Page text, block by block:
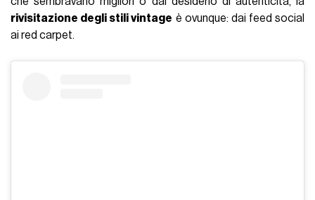
rivisitazione degli stili vintage è ovunque: dai feed social
ai red carpet.